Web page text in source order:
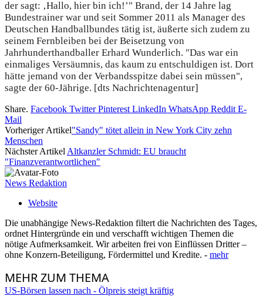
der sagt: ‚Hallo, hier bin ich!’" Brand, der 14 Jahre lag
Bundestrainer war und seit Sommer 2011 als Manager des
Deutschen Handballbundes tätig ist, äußerte sich zudem zu
seinem Fernbleiben bei der Beisetzung von
Jahrhunderthandballer Erhard Wunderlich. "Das war ein
einmaliges Versäumnis, das kaum zu entschuldigen ist. Dort
hätte jemand von der Verbandsspitze dabei sein müssen",
sagte der 60-Jährige. [dts Nachrichtenagentur]
Share. Facebook Twitter Pinterest LinkedIn WhatsApp Reddit E-
Mail
Vorheriger Artikel"Sandy" tötet allein in New York City zehn
Menschen
Nächster Artikel Altkanzler Schmidt: EU braucht
"Finanzverantwortlichen"
News Redaktion
Website
Die unabhängige News-Redaktion filtert die Nachrichten des Tages,
ordnet Hintergründe ein und verschafft wichtigen Themen die
nötige Aufmerksamkeit. Wir arbeiten frei von Einflüssen Dritter –
ohne Konzern-Beteiligung, Fördermittel und Kredite. - mehr
MEHRZUM THEMA
US-Börsen lassen nach - Ölpreis steigt kräftig